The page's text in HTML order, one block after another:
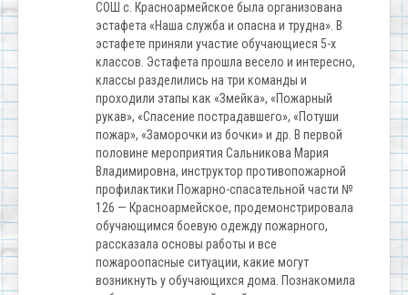
СОШ с. Красноармейское была организована
эстафета «Наша служба и опасна и трудна». В
эстафете приняли участие обучающиеся 5-х
классов. Эстафета прошла весело и интересно,
классы разделились на три команды и
проходили этапы как «Змейка», «Пожарный
рукав», «Спасение пострадавшего», «Потуши
пожар», «Заморочки из бочки» и др. В первой
половине мероприятия Сальникова Мария
Владимировна, инструктор противопожарной
профилактики Пожарно-спасательной части №
126 — Красноармейское, продемонстрировала
обучающимся боевую одежду пожарного,
рассказала основы работы и все
пожароопасные ситуации, какие могут
возникнуть у обучающихся дома. Познакомила